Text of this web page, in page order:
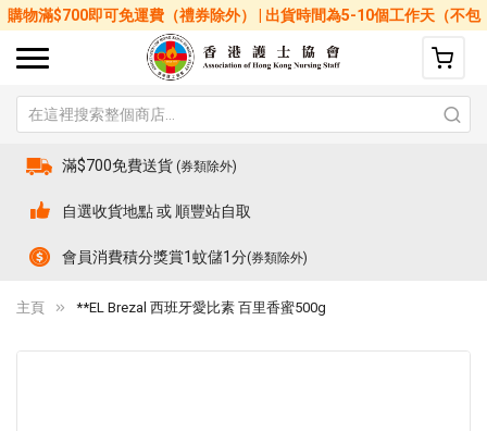
購物滿$700即可免運費（禮券除外） | 出貨時間為5-10個工作天（不包
括星期六、日及公眾假期）
滿$700免費送貨 (券類除外)
自選收貨地點 或 順豐站自取
會員消費積分獎賞1蚊儲1分(券類除外)
主頁 **EL Brezal 西班牙愛比素 百里香蜜500g